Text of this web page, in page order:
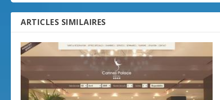
ARTICLES SIMILAIRES